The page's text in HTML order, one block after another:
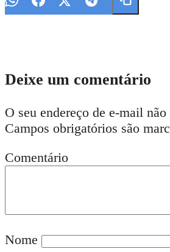
Deixe um comentário
O seu endereço de e-mail
Campos obrigatórios são
Comentário
Nome